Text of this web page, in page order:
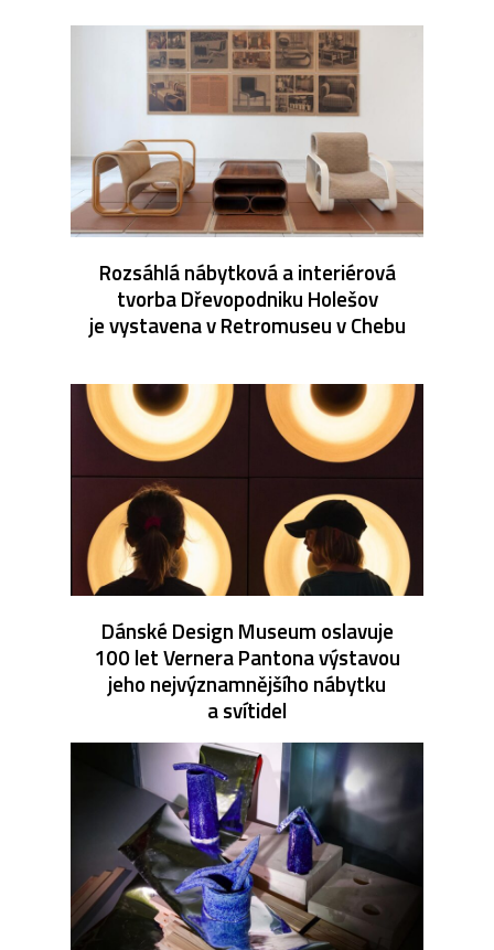
Rozsáhlá nábytková a interiérová
tvorba Dřevopodniku Holešov
je vystavena v Retromuseu v Chebu
Dánské Design Museum oslavuje
100 let Vernera Pantona výstavou
jeho nejvýznamnějšího nábytku
a svítidel